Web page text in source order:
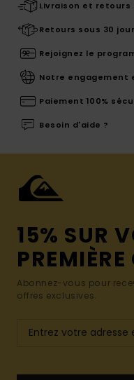
Livraison et
Retours sous 30
Rejoignez le
Notre engagement
Paiement 100%
Besoin d'aide ?
15% SUR
Abonnez-vous pour
offres exclusives.